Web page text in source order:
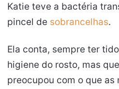
Katie teve a bactéria
pincel de sobrancelhas.
Ela conta, sempre ter
higiene do rosto, mas
preocupou com o que as